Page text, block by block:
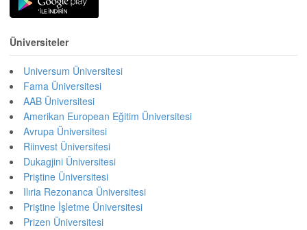
Üniversiteler
Universum Üniversitesi
Fama Üniversitesi
AAB Üniversitesi
Amerikan European Eğitim Üniversitesi
Avrupa Üniversitesi
Riinvest Üniversitesi
Dukagjini Üniversitesi
Priştine Üniversitesi
Ilıria Rezonanca Üniversitesi
Priştine İşletme Üniversitesi
Prizen Üniversitesi